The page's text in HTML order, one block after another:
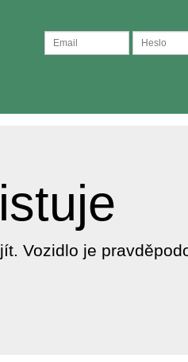
Vozidlo je